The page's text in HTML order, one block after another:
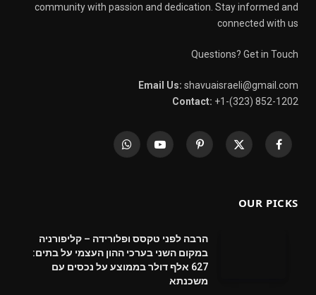
community with passion and dedication. Stay informed and
connected with us
Questions? Get in Touch
Email Us: shavuaisraeli@gmail.com
Contact: +1-(323) 852-1202
Facebook
X
Pinterest
YouTube
WhatsApp
OUR PICKS
הרבה לפני טקסס ופלורידה – קליפורניה
במקום השני בערכי ההון העצמי על בתים:
627 אלף דולר בממוצע על נכסים עם
משכנתא